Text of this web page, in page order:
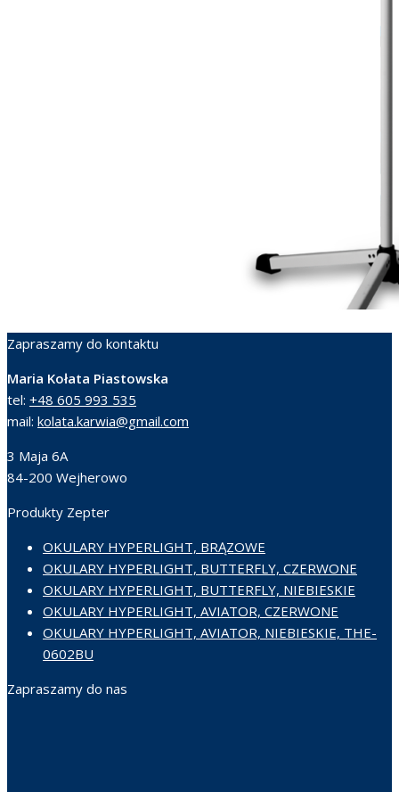
Zapraszamy do kontaktu
Maria Kołata Piastowska
tel: +48 605 993 535
mail: kolata.karwia@gmail.com
3 Maja 6A
84-200 Wejherowo
Produkty Zepter
OKULARY HYPERLIGHT, BRĄZOWE
OKULARY HYPERLIGHT, BUTTERFLY, CZERWONE
OKULARY HYPERLIGHT, BUTTERFLY, NIEBIESKIE
OKULARY HYPERLIGHT, AVIATOR, CZERWONE
OKULARY HYPERLIGHT, AVIATOR, NIEBIESKIE, THE-
0602BU
Zapraszamy do nas